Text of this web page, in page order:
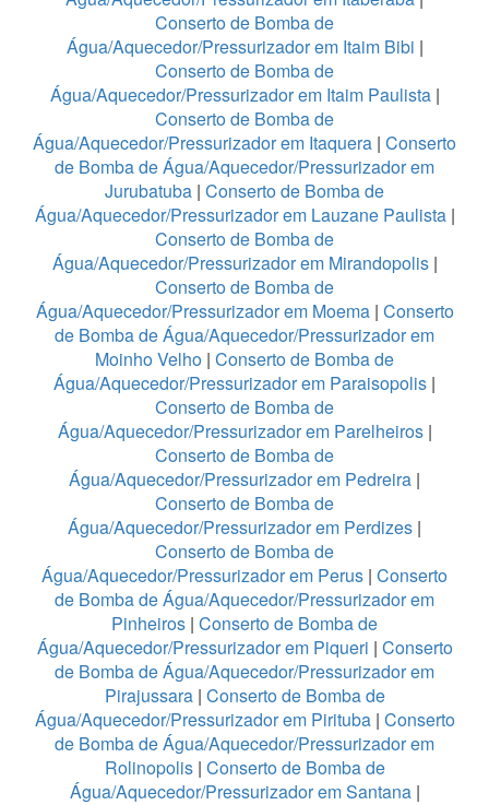
Conserto de Bomba de
Água/Aquecedor/Pressurizador em Itaim Bibi |
Conserto de Bomba de
Água/Aquecedor/Pressurizador em Itaim Paulista |
Conserto de Bomba de
Água/Aquecedor/Pressurizador em Itaquera | Conserto
de Bomba de Água/Aquecedor/Pressurizador em
Jurubatuba | Conserto de Bomba de
Água/Aquecedor/Pressurizador em Lauzane Paulista |
Conserto de Bomba de
Água/Aquecedor/Pressurizador em Mirandopolis|
Conserto de Bomba de
Água/Aquecedor/Pressurizador em Moema| Conserto
de Bomba de Água/Aquecedor/Pressurizador em
Moinho Velho | Conserto de Bomba de
Água/Aquecedor/Pressurizador em Paraisopolis |
Conserto de Bomba de
Água/Aquecedor/Pressurizador em Parelheiros|
Conserto de Bomba de
Água/Aquecedor/Pressurizador em Pedreira |
Conserto de Bomba de
Água/Aquecedor/Pressurizador em Perdizes |
Conserto de Bomba de
Água/Aquecedor/Pressurizador em Perus | Conserto
de Bomba de Água/Aquecedor/Pressurizador em
Pinheiros | Conserto de Bomba de
Água/Aquecedor/Pressurizador em Piqueri | Conserto
de Bomba de Água/Aquecedor/Pressurizador em
Pirajussara| Conserto de Bomba de
Água/Aquecedor/Pressurizador em Pirituba| Conserto
de Bomba de Água/Aquecedor/Pressurizador em
Rolinopolis| Conserto de Bomba de
Água/Aquecedor/Pressurizador em Santana|